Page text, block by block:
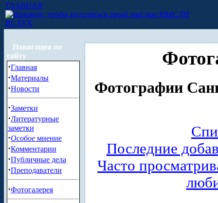
ГЛАВНАЯ
МЫСЛИ
ВСЛУХ
Навигация по
сайту
·Главная
·Материалы
·Новости
·Заметки
·Литературные
заметки
·Особое мнение
·Комментарии
·Публичные дела
·Преподаватели
·Фотогалерея
Фотографии
Последние
Часто